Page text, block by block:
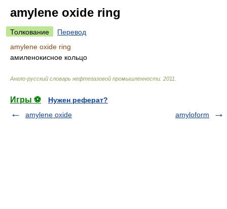
amylene oxide ring
Толкование
Перевод
amylene oxide ring
амиленокисное кольцо
Англо-русский словарь нефтегазовой промышленности 2011
Игры ⚽
Нужен реферат?
amylene oxide
amyloform